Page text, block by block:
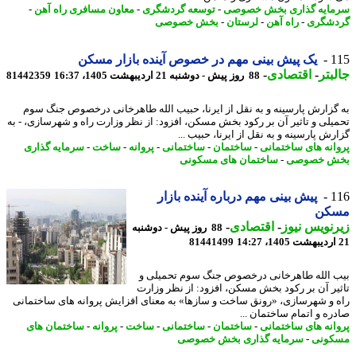
گذاری بخش خصوصی-توسعه گردشگری- معاون مسافری راه آهن
- راه آهن -لرستان-بخش خصوصی
یک پیش بینی مهم در خصوص آینده بازار مسکن
-اقتصادی-88 روز پیش - دوشنبه 21 اردیبهشت 1405، 16:37 81442359
پارسینه و به نقل از ایرنا، حبیب الله طاهرخانی درخصوص جنگ سوم
و تاثیر آن بر رکود بخش مسکن، افزود: از نظر وزارت راه و شهرسازی، - به
پارسینه و به نقل از ایرنا، حبیب ...
های ساختمانی-ساختمان-ساختمانی-پروانه - ساخت-سرمایه گذاری
خصوصی-ساختمان های مسکونی
پیش بینی مهم درباره آینده بازار
نیوز-اقتصادی-
88 روز پیش - دوشنبه
81441499
الله طاهرخانی درخصوص جنگ سوم تحمیلی و
آن بر رکود بخش مسکن، افزود: از نظر وزارت
و شهرسازی، «رونق ساخت و سازها» به معنای افزایش پروانه های ساختمانی
و اتمام ساختمان ...
های ساختمانی-ساختمان-ساختمانی-ساخت-پروانه - ساختمان های
-سرمایه گذاری بخش خصوصی